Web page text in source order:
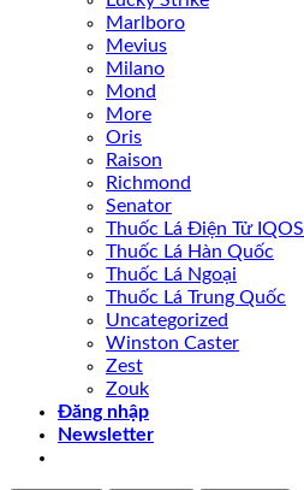
Marlboro
Mevius
Milano
Mond
More
Oris
Raison
Richmond
Senator
Thuốc Lá Điện Tử IQOS
Thuốc Lá Hàn Quốc
Thuốc Lá Ngoại
Thuốc Lá Trung Quốc
Uncategorized
Winston Caster
Zest
Zouk
Đăng nhập
Newsletter